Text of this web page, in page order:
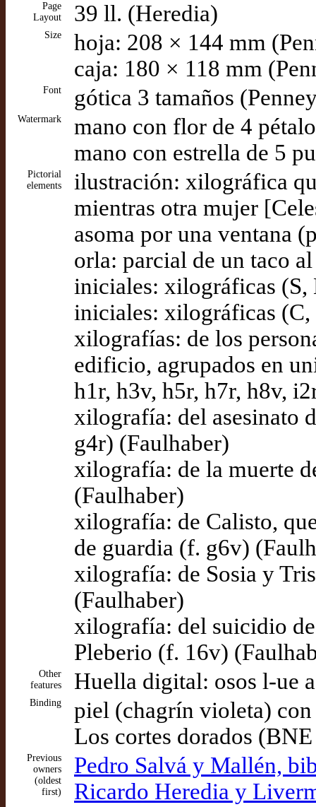
Page
Layout
39 ll. (Heredia)
Size
hoja: 208 × 144 mm
caja: 180 × 118 mm
Font gótica 3 tamaños
Watermark
mano con flor de 4
mano con estrella de 5
Pictorial
elements
ilustración: xilográfica
mientras otra mujer
asoma por una ventana
orla: parcial de un taco
iniciales: xilográficas (S,
iniciales: xilográficas (C,
xilografías: de los
edificio, agrupados en
h1r, h3v, h5r, h7r, h8v,
xilografía: del asesinato
g4r) (Faulhaber)
xilografía: de la muerte
(Faulhaber)
xilografía: de Calisto,
de guardia (f. g6v)
xilografía: de Sosia y
(Faulhaber)
xilografía: del suicidio
Pleberio (f. 16v)
Other
features
Huella digital: osos l-ue
Binding
piel (chagrín violeta)
Los cortes dorados
Previous
owners
(oldest
first)
Pedro Salvá y Mallén,
Ricardo Heredia y